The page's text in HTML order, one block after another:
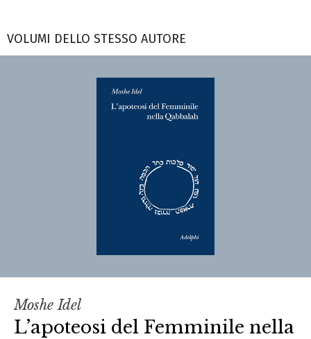
VOLUMI DELLO STESSO AUTORE
Moshe Idel
L’apoteosi del Femminile nella